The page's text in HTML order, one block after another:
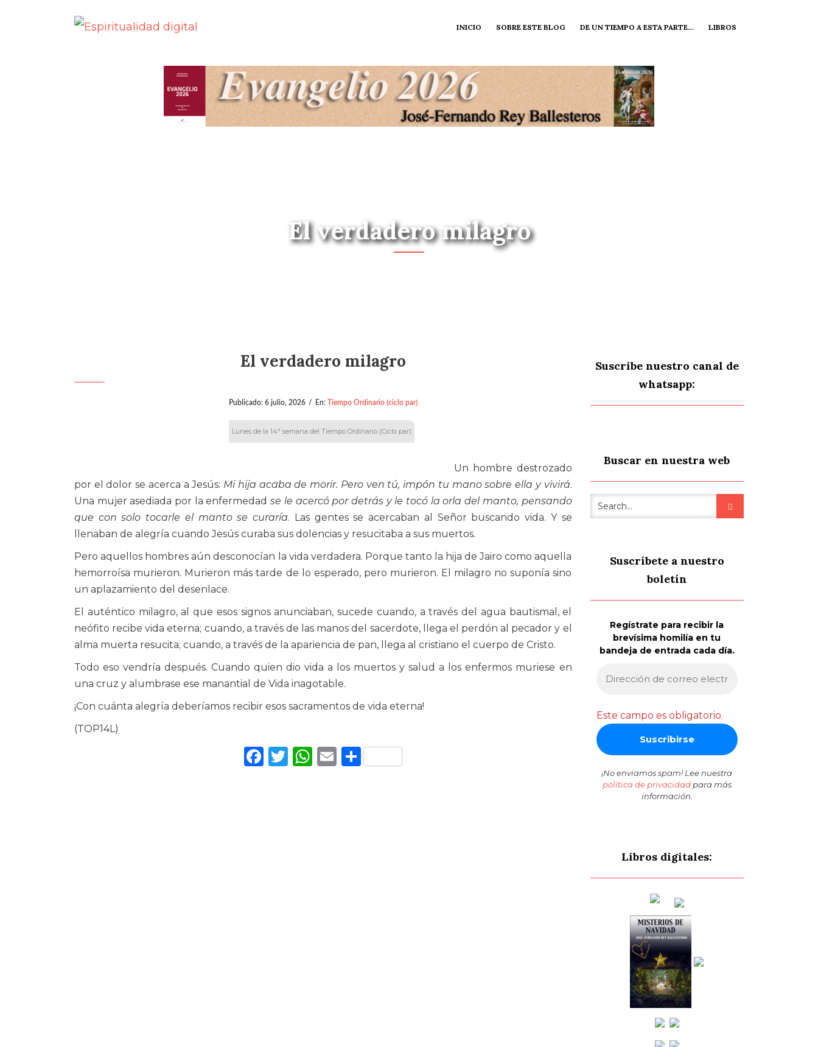
INICIO SOBRE ESTE BLOG DE UN TIEMPO A ESTA PARTE… LIBROS
El verdadero milagro
El verdadero milagro
Publicado: 6 julio, 2026 / En: Tiempo Ordinario (ciclo par)
Lunes de la 14ª semana del Tiempo Ordinario (Ciclo par)
Un hombre destrozado
por el dolor se acerca a Jesús: Mi hija acaba de morir. Pero ven tú, impón tu mano sobre ella y vivirá.
Una mujer asediada por la enfermedadse le acercó por detrás y le tocó la orla del manto, pensando
que con solo tocarle el manto se curaría. Las gentes se acercaban al Señor buscando vida. Y se
llenaban de alegría cuando Jesús curaba sus dolencias y resucitaba a sus muertos.
Pero aquellos hombres aún desconocían la vida verdadera. Porque tanto la hija de Jairo como aquella
hemorroísa murieron. Murieron más tarde de lo esperado, pero murieron. El milagro no suponía sino
un aplazamiento del desenlace.
El auténtico milagro, al que esos signos anunciaban, sucede cuando, a través del agua bautismal, el
neófito recibe vida eterna; cuando, a través de las manos del sacerdote, llega el perdón al pecador y el
alma muerta resucita; cuando, a través de la apariencia de pan, llega al cristiano el cuerpo de Cristo.
Todo eso vendría después. Cuando quien dio vida a los muertos y salud a los enfermos muriese en
una cruz y alumbrase ese manantial de Vida inagotable.
¡Con cuánta alegría deberíamos recibir esos sacramentos de vida eterna!
(TOP14L)
Facebook
Twitter
WhatsApp
EmailCompartir
Suscribe nuestro canal de
whatsapp:
Buscar en nuestra web
Suscríbete a nuestro
boletín
Regístrate para recibir la
brevísima homilía en tu
bandeja de entrada cada día.
Este campo es obligatorio.
¡No enviamos spam! Lee nuestra
política de privacidadpara más
información.
Libros digitales: